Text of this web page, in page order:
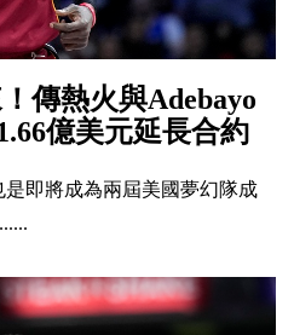
傳熱火與Adebayo
億美元延長合約
即將成為兩屆美國夢幻隊成